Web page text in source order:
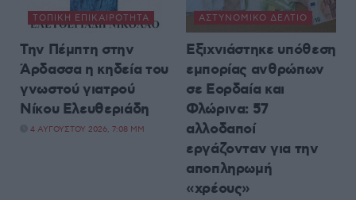
ΤΟΠΙΚΉ ΕΠΙΚΑΙΡΌΤΗΤΑ
Την Πέμπτη στην
Άρδασσα η κηδεία του
γνωστού γιατρού
Νίκου Ελευθεριάδη
4 ΑΥΓΟΎΣΤΟΥ 2026, 7:08 ΜΜ
ΑΣΤΥΝΟΜΙΚΌ ΔΕΛΤΊΟ
Εξιχνιάστηκε υπόθεση
εμπορίας ανθρώπων
σε Εορδαία και
Φλώρινα: 57
αλλοδαποί
εργάζονταν για την
αποπληρωμή
«χρέους»